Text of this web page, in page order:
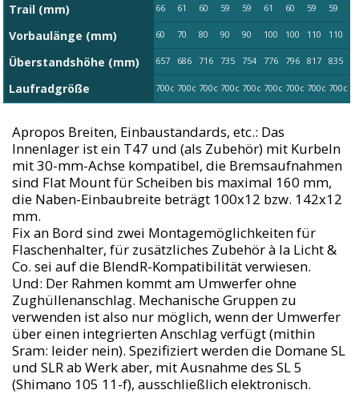
Trail (mm) 66 61 60 59 59 61 60 59 59
Vorbaulänge (mm) 60 70 80 90 90 100 100 110 110
Überstandshöhe (mm) 657 686 716 735 754 776 796 817 835
Laufradgröße 700c 700c 700c 700c 700c 700c 700c 700c 700c
Apropos Breiten, Einbaustandards, etc.: Das
Innenlager ist ein T47 und (als Zubehör) mit Kurbeln
mit 30-mm-Achse kompatibel, die Bremsaufnahmen
sind Flat Mount für Scheiben bis maximal 160 mm,
die Naben-Einbaubreite beträgt 100x12 bzw. 142x12
mm.
Fix an Bord sind zwei Montagemöglichkeiten für
Flaschenhalter, für zusätzliches Zubehör à la Licht &
Co. sei auf die BlendR-Kompatibilität verwiesen.
Und: Der Rahmen kommt am Umwerfer ohne
Zughüllenanschlag. Mechanische Gruppen zu
verwenden ist also nur möglich, wenn der Umwerfer
über einen integrierten Anschlag verfügt (mithin
Sram: leider nein). Spezifiziert werden die Domane SL
und SLR ab Werk aber, mit Ausnahme des SL 5
(Shimano 105 11-f), ausschließlich elektronisch.